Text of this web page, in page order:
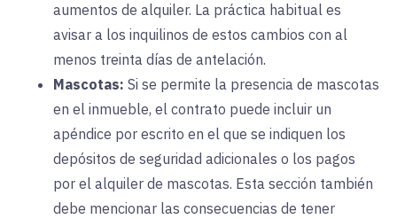
aumentos de alquiler. La práctica habitual es
avisar a los inquilinos de estos cambios con al
menos treinta días de antelación.
Mascotas: Si se permite la presencia de mascotas
en el inmueble, el contrato puede incluir un
apéndice por escrito en el que se indiquen los
depósitos de seguridad adicionales o los pagos
por el alquiler de mascotas. Esta sección también
debe mencionar las consecuencias de tener